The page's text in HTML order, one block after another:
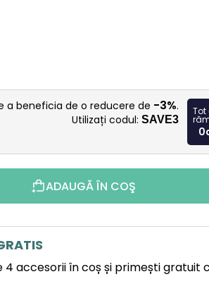
a beneficia de o reducere de -3%.
Utilizați codul: SAVE3
Tot
ADAUGĂ ÎN COŞ
4 accesorii în coș și primești gratuit